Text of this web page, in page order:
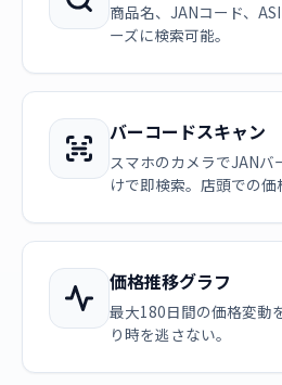
商品名、JANコード、
ーズに検索可能。
バーコードスキャン
スマホのカメラでJANバ
けで即検索。店頭での価
価格推移グラフ
最大180日間の価格変動
り時を逃さない。